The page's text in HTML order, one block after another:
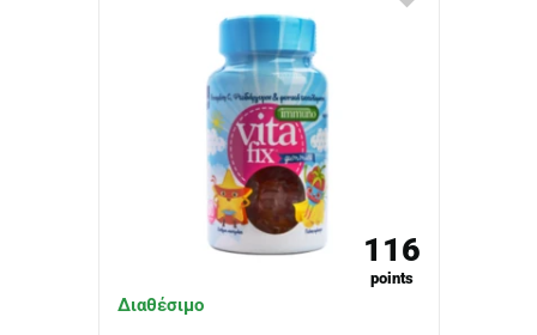
116
points
Διαθέσιμο